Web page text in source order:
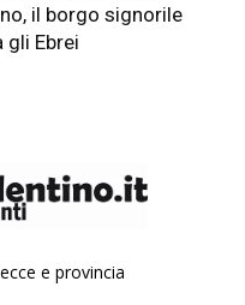
il borgo signorile
gli Ebrei
e provincia